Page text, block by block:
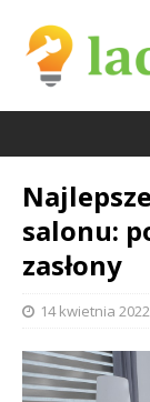
salonu:
zasłony
14 kwietnia 2022